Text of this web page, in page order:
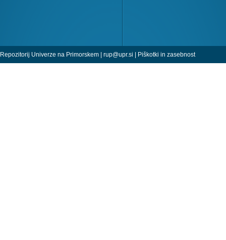
Repozitorij Univerze na Primorskem | rup@upr.si | Piškotki in zasebnost